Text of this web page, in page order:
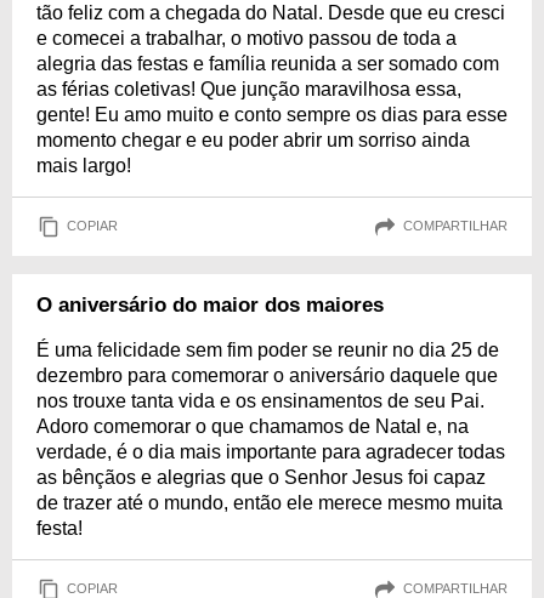
tão feliz com a chegada do Natal. Desde que eu cresci
e comecei a trabalhar, o motivo passou de toda a
alegria das festas e família reunida a ser somado com
as férias coletivas! Que junção maravilhosa essa,
gente! Eu amo muito e conto sempre os dias para esse
momento chegar e eu poder abrir um sorriso ainda
mais largo!
COPIAR COMPARTILHAR
O aniversário do maior dos maiores
É uma felicidade sem fim poder se reunir no dia 25 de
dezembro para comemorar o aniversário daquele que
nos trouxe tanta vida e os ensinamentos de seu Pai.
Adoro comemorar o que chamamos de Natal e, na
verdade, é o dia mais importante para agradecer todas
as bênçãos e alegrias que o Senhor Jesus foi capaz
de trazer até o mundo, então ele merece mesmo muita
festa!
COPIAR COMPARTILHAR